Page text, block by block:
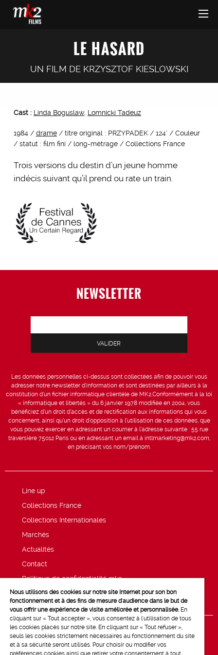
LE HASARD
UN FILM DE KRZYSZTOF KIESLOWSKI
Cast : Linda Boguslaw, Lomnicki Tadeuz
1984 / drame/ titre original : PRZYPADEK / 124’ / Couleur
/ statut : film fini / long-métrage / Collections France
Trois versions du destin d’un jeune homme
indécis suivant qu’il prend ou rate un train.
NEWSLETTER
Les données personnelles ci-dessus sont collectées afin de pouvoir vous
adresser notre newsletter d’information et sont destinées par ailleurs à la
constitution d’un fichier informatique clientèle de MK2.Conformément à la loi
« informatique et libertés » du 6 janvier 1978 modifiée en 2004, vous
bénéficiez d’un droit d’accès et de rectification aux informations qui vous
concernent, ainsi qu’un droit d’opposition à l’utilisation de ces données, que
vous pouvez exercer en adressant un courrier à l’adresse suivante : 55 rue
traversière 75012 Paris ou en adressant un email à intlmarketing@mk2.com,
en précisant vos nom/prénom.
Line up
Collections France
Collections Internationales
Marchés
Actualités
Contact
Politique de confidentialité mk2
Mentions légales
Nous utilisons des cookies sur notre site Internet pour son bon
fonctionnement et à des fins de mesure d'audience dans le but de
vous offrir une expérience de visite améliorée et personnalisée. En
cliquant sur « Tout accepter », vous consentez à l'utilisation de tous
les cookies placés sur notre site. En cliquant sur « Tout refuser »,
seuls les cookies strictement nécessaires au fonctionnement du site
et à sa sécurité seront utilisés. Pour choisir ou modifier vos
préférences cookies ainsi que retirer votre consentement à tout